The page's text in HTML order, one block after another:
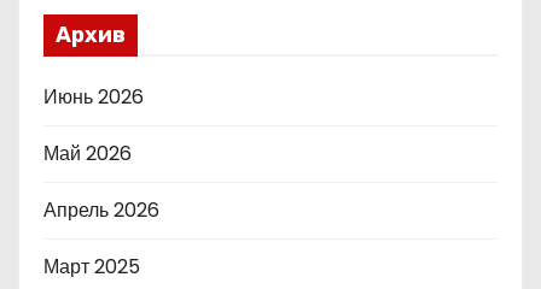
Архив
Июнь 2026
Май 2026
Апрель 2026
Март 2025